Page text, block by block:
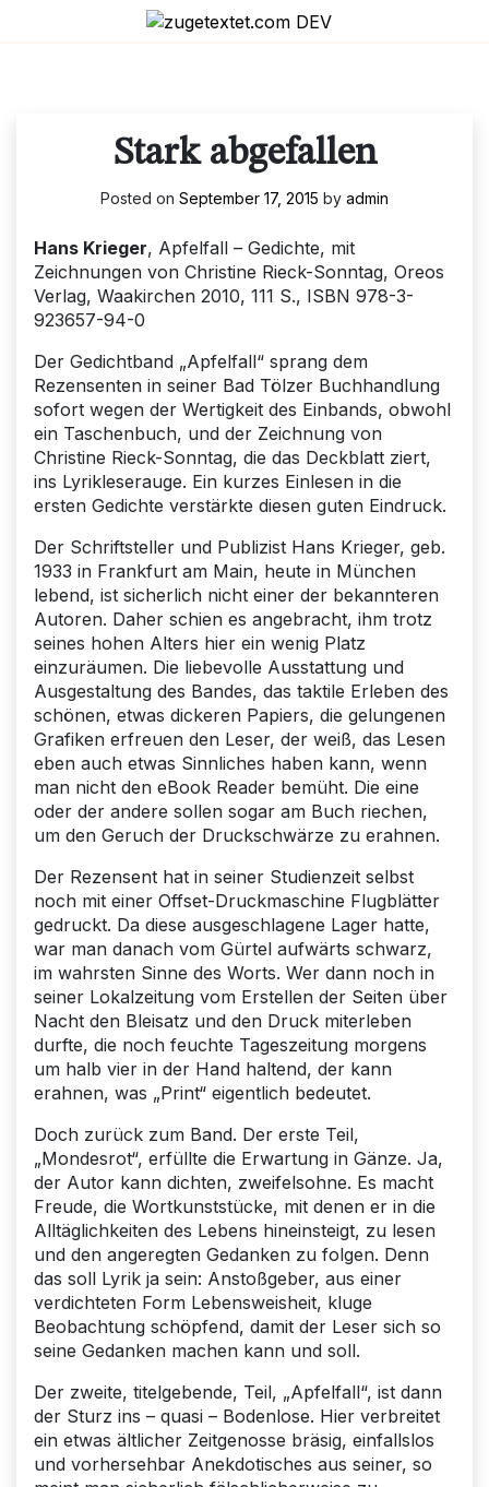
Stark abgefallen
Posted on September 17, 2015 by admin
Hans Krieger, Apfelfall – Gedichte, mit
Zeichnungen von Christine Rieck-Sonntag, Oreos
Verlag, Waakirchen 2010, 111 S., ISBN 978-3-
923657-94-0
Der Gedichtband „Apfelfall“ sprang dem
Rezensenten in seiner Bad Tölzer Buchhandlung
sofort wegen der Wertigkeit des Einbands, obwohl
ein Taschenbuch, und der Zeichnung von
Christine Rieck-Sonntag, die das Deckblatt ziert,
ins Lyrikleserauge. Ein kurzes Einlesen in die
ersten Gedichte verstärkte diesen guten Eindruck.
Der Schriftsteller und Publizist Hans Krieger, geb.
1933 in Frankfurt am Main, heute in München
lebend, ist sicherlich nicht einer der bekannteren
Autoren. Daher schien es angebracht, ihm trotz
seines hohen Alters hier ein wenig Platz
einzuräumen. Die liebevolle Ausstattung und
Ausgestaltung des Bandes, das taktile Erleben des
schönen, etwas dickeren Papiers, die gelungenen
Grafiken erfreuen den Leser, der weiß, das Lesen
eben auch etwas Sinnliches haben kann, wenn
man nicht den eBook Reader bemüht. Die eine
oder der andere sollen sogar am Buch riechen,
um den Geruch der Druckschwärze zu erahnen.
Der Rezensent hat in seiner Studienzeit selbst
noch mit einer Offset-Druckmaschine Flugblätter
gedruckt. Da diese ausgeschlagene Lager hatte,
war man danach vom Gürtel aufwärts schwarz,
im wahrsten Sinne des Worts. Wer dann noch in
seiner Lokalzeitung vom Erstellen der Seiten über
Nacht den Bleisatz und den Druck miterleben
durfte, die noch feuchte Tageszeitung morgens
um halb vier in der Hand haltend, der kann
erahnen, was „Print“ eigentlich bedeutet.
Doch zurück zum Band. Der erste Teil,
„Mondesrot“, erfüllte die Erwartung in Gänze. Ja,
der Autor kann dichten, zweifelsohne. Es macht
Freude, die Wortkunststücke, mit denen er in die
Alltäglichkeiten des Lebens hineinsteigt, zu lesen
und den angeregten Gedanken zu folgen. Denn
das soll Lyrik ja sein: Anstoßgeber, aus einer
verdichteten Form Lebensweisheit, kluge
Beobachtung schöpfend, damit der Leser sich so
seine Gedanken machen kann und soll.
Der zweite, titelgebende, Teil, „Apfelfall“, ist dann
der Sturz ins – quasi – Bodenlose. Hier verbreitet
ein etwas ältlicher Zeitgenosse bräsig, einfallslos
und vorhersehbar Anekdotisches aus seiner, so